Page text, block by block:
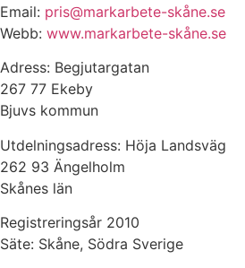
Email: pris@markarbete-skåne.se
Webb: www.markarbete-skåne.se
Adress: Begjutargatan
267 77 Ekeby
Bjuvs kommun
Utdelningsadress: Höja Landsväg
262 93 Ängelholm
Skånes län
Registreringsår 2010
Säte: Skåne, Södra Sverige